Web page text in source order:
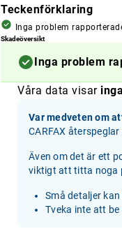
Teckenförklaring
Inga problem
Skadeöversikt
Inga problem
Våra data visar
Var medveten om
CARFAX
Även om det är ett
viktigt att titta noga
Små detaljer
Tveka inte att